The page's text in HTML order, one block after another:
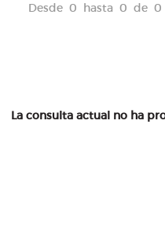
Desde 0 hasta 0 de 0
La consulta actual no ha